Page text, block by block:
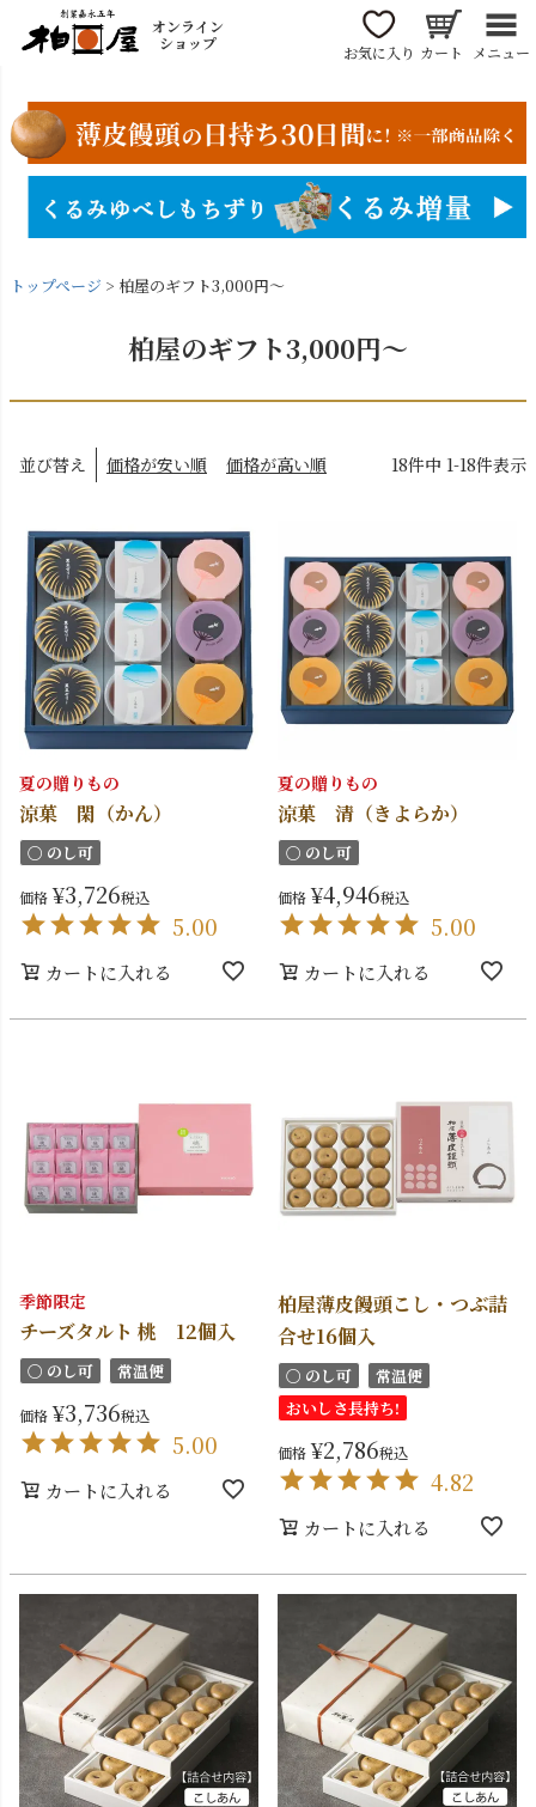
オンライン
ショップ
お気に入り カート メニュー
トップページ 柏屋のギフト3,000円～
柏屋のギフト3,000円～
並び替え 価格が安い順 価格が高い順 18件中 1-18件表示
夏の贈りもの
涼菓 閑（かん）
〇 のし可
価格 ¥3,726税込
5.00
カートに入れる
夏の贈りもの
涼菓 清（きよらか）
〇 のし可
価格 ¥4,946税込
5.00
カートに入れる
季節限定
チーズタルト 桃 12個入
〇 のし可 常温便
価格 ¥3,736税込
5.00
カートに入れる
柏屋薄皮饅頭こし・つぶ詰
合せ16個入
〇 のし可
常温便
おいしさ長持ち!
価格 ¥2,786税込
4.82
カートに入れる